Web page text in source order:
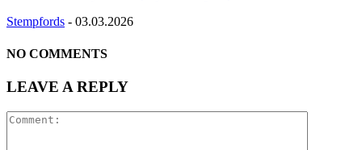
Stempfords - 03.03.2026
NO COMMENTS
LEAVE A REPLY